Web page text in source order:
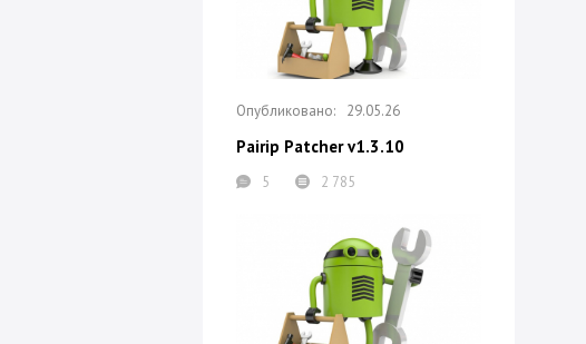
29.05.26
Pairip Patcher v1.3.10
5 2 785